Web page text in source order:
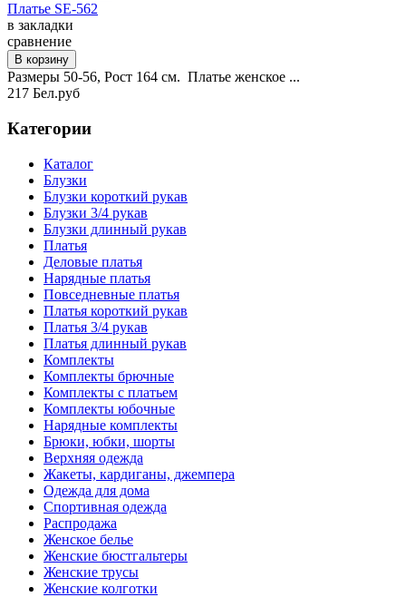
Платье SE-562
в закладки
сравнение
Размеры 50-56, Рост 164 см. Платье женское ...
217 Бел.руб
Категории
Каталог
Блузки
Блузки короткий рукав
Блузки 3/4 рукав
Блузки длинный рукав
Платья
Деловые платья
Нарядные платья
Повседневные платья
Платья короткий рукав
Платья 3/4 рукав
Платья длинный рукав
Комплекты
Комплекты брючные
Комплекты с платьем
Комплекты юбочные
Нарядные комплекты
Брюки, юбки, шорты
Верхняя одежда
Жакеты, кардиганы, джемпера
Одежда для дома
Спортивная одежда
Распродажа
Женское белье
Женские бюстгальтеры
Женские трусы
Женские колготки